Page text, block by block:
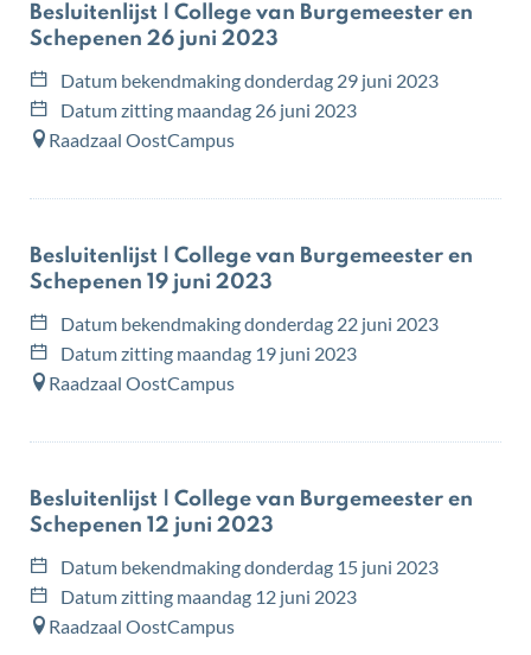
Besluitenlijst | College van Burgemeester en
Schepenen 26 juni 2023
Datum bekendmakingdonderdag 29 juni 2023
Datum zitting maandag 26 juni 2023
Raadzaal OostCampus
Besluitenlijst | College van Burgemeester en
Schepenen 19 juni 2023
Datum bekendmakingdonderdag 22 juni 2023
Datum zitting maandag 19 juni 2023
Raadzaal OostCampus
Besluitenlijst | College van Burgemeester en
Schepenen 12 juni 2023
Datum bekendmakingdonderdag 15 juni 2023
Datum zitting maandag 12 juni 2023
Raadzaal OostCampus